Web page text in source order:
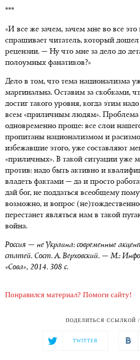
***
«И все же зачем, зачем мне во все это
спрашивает читатель, который дошел
рецензии. — Ну что мне за дело до
полоумных фанатиков?»
Дело в том, что тема национализма
маргинальна. Оставим за скобками,
достиг такого уровня, когда этим
всем «приличным людям».
одновременно проще: все слои
пропитаны национализмом и
избежавшие этого, уже составляют
«приличных». В такой ситуации уже
против: надо быть активно и
владеть фактами — да и просто
дай бог, не поддаться всеобщему
возможно, и вопрос
перестанет являться нам в такой
война.
Россия — не Украина: современные
статей. Сост. А. Верховский. — М.:
«Сова», 2014. 308 с.
Понравился материал? Помоги сайту!
ПОДЕЛИТЬСЯ ССЫЛКОЙ /
TWITTER